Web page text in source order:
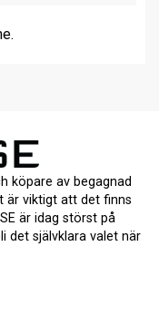
köpare av begagnad
är viktigt att det finns
är idag störst på
det självklara valet när